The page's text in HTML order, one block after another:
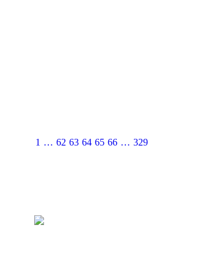
1 … 62 63 64 65 66 … 329